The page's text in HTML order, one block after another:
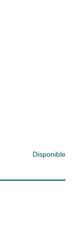
Disponible